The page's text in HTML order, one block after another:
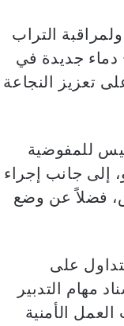
التراب
جديدة في
تعزيز النجاعة
تعيين رئيس للمفوضية
إلى جانب إجراء
فضلاً عن وضع
على
مهام التدبير
الأمنية